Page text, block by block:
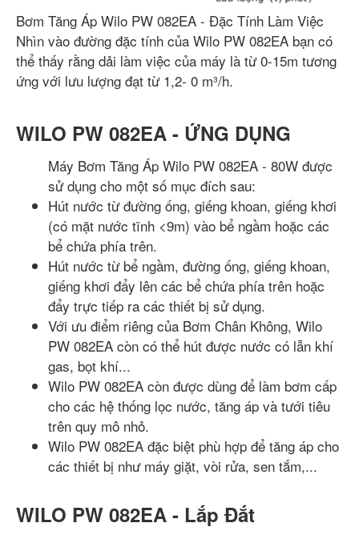
Bơm Tăng Áp Wilo PW 082EA - Đặc Tính Làm Việc
Nhìn vào đường đặc tính của Wilo PW 082EA bạn có
thể thấy rằng dải làm việc của máy là từ 0-15m tương
ứng với lưu lượng đạt từ 1,2- 0 m³/h.
WILO PW 082EA - ỨNG DỤNG
Máy Bơm Tăng Áp Wilo PW 082EA - 80W được
sử dụng cho một số mục đích sau:
Hút nước từ đường ống, giếng khoan, giếng khơi
(có mặt nước tĩnh <9m) vào bể ngầm hoặc các
bể chứa phía trên.
Hút nước từ bể ngầm, đường ống, giếng khoan,
giếng khơi đẩy lên các bể chứa phía trên hoặc
đẩy trực tiếp ra các thiết bị sử dụng.
Với ưu điểm riêng của Bơm Chân Không, Wilo
PW 082EA còn có thể hút được nước có lẫn khí
gas, bọt khí...
Wilo PW 082EA còn được dùng để làm bơm cấp
cho các hệ thống lọc nước, tăng áp và tưới tiêu
trên quy mô nhỏ.
Wilo PW 082EA đặc biệt phù hợp để tăng áp cho
các thiết bị như máy giặt, vòi rửa, sen tắm,...
WILO PW 082EA - Lắp Đắt